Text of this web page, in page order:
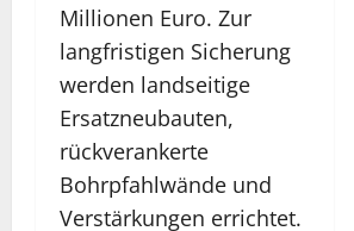
Millionen Euro. Zur
langfristigen Sicherung
werden landseitige
Ersatzneubauten,
rückverankerte
Bohrpfahlwände und
Verstärkungen errichtet.